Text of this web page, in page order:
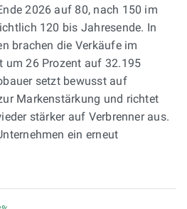
2026 auf 80, nach 150 im
120 bis Jahresende. In
brachen die Verkäufe im
um 26 Prozent auf 32.195
setzt bewusst auf
Markenstärkung und richtet
stärker auf Verbrenner aus.
ein erneut